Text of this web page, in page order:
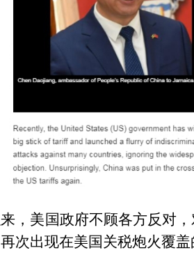
，美国政府不顾各方反对
次出现在美国关税炮火覆